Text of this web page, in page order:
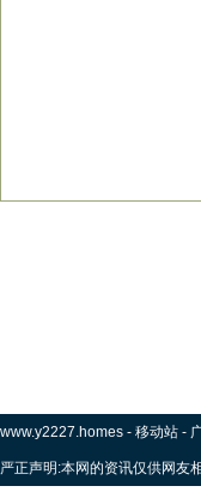
www.y2227.homes - 移动站 -
严正声明:本网的资讯仅供网友